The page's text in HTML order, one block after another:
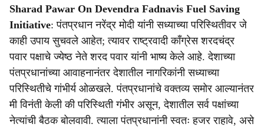
a
r
e
Sharad Pawar On Devendra Fadnavis Fuel Saving
Initiative: पंतप्रधान नरेंद्र मोदी यांनी सध्याच्या परिस्थितीवर जे
काही उपाय सुचवले आहेत; त्यावर राष्ट्रवादी काँग्रेस शरदचंद्र
पवार पक्षाचे ज्येष्ठ नेते शरद पवार यांनी भाष्य केले आहे. देशाच्या
पंतप्रधानांच्या आवाहनानंतर देशातील नागरिकांनी सध्याच्या
परिस्थितीचे गांभीर्य ओळखले. पंतप्रधानांचे वक्तव्य समोर आल्यानंतर
मी विनंती केली की परिस्थिती गंभीर असून, देशातील सर्व पक्षांच्या
नेत्यांची बैठक बोलवावी. त्याला पंतप्रधानांनी स्वतः हजर राहावे, असे